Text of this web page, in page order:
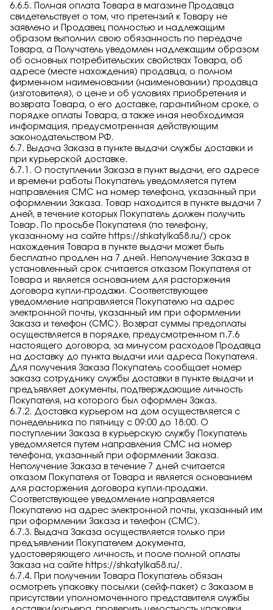
6.6.5. Полная оплата Товара в магазине Продавца
свидетельствует о том, что претензий к Товару не
заявлено и Продавец полностью и надлежащим
образом выполнил свою обязанность по передаче
Товара, а Получатель уведомлен надлежащим образом
об основных потребительских свойствах Товара, об
адресе (месте нахождения) продавца, о полном
фирменном наименовании (наименовании) продавца
(изготовителя), о цене и об условиях приобретения и
возврата Товара, о его доставке, гарантийном сроке, о
порядке оплаты Товара, а также иная необходимая
информация, предусмотренная действующим
законодательством РФ.
6.7. Выдача Заказа в пункте выдачи службы доставки и
при курьерской доставке.
6.7.1. О поступлении Заказа в пункт выдачи, его адресе
и времени работы Покупатель уведомляется путем
направления СМС на номер телефона, указанный при
оформлении Заказа. Товар находится в пункте выдачи 7
дней, в течение которых Покупатель должен получить
Товар. По просьбе Покупателя (по телефону,
указанному на сайте https://shkatylka58.ru/ ) срок
нахождения Товара в пункте выдачи может быть
бесплатно продлен на 7 дней. Неполучение Заказа в
установленный срок считается отказом Покупателя от
Товара и является основанием для расторжения
договора купли-продажи. Соответствующее
уведомление направляется Покупателю на адрес
электронной почты, указанный им при оформлении
Заказа и телефон (СМС). Возврат суммы предоплаты
осуществляется в порядке, предусмотренном п.7.6
настоящего договора, за минусом расходов Продавца
на доставку до пункта выдачи или адреса Покупателя.
Для получения Заказа Покупатель сообщает номер
заказа сотруднику службы доставки в пункте выдачи и
предъявляет документы, подтверждающие личность
Покупателя, на которого был оформлен Заказ.
6.7.2. Доставка курьером на дом осуществляется с
понедельника по пятницу с 09:00 до 18:00. О
поступлении Заказа в курьерскую службу Покупатель
уведомляется путем направления СМС на номер
телефона, указанный при оформлении Заказа.
Неполучение Заказа в течение 7 дней считается
отказом Покупателя от Товара и является основанием
для расторжения договора купли-продажи.
Соответствующее уведомление направляется
Покупателю на адрес электронной почты, указанный им
при оформлении Заказа и телефон (СМС).
6.7.3. Выдача Заказа осуществляется только при
предъявлении Покупателем документа,
удостоверяющего личность, и после полной оплаты
Заказа на сайте https://shkatylka58.ru/.
6.7.4. При получении Товара Покупатель обязан
осмотреть упаковку посылки (сейф-пакет) с Заказом в
присутствии уполномоченного представителя службы